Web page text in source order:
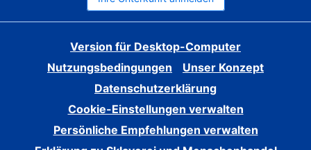
Version für Desktop-Computer
Nutzungsbedingungen
Unser Konzept
Datenschutzerklärung
Cookie-Einstellungen verwalten
Persönliche Empfehlungen verwalten